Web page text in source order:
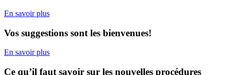
En savoir plus
Vos suggestions sont les bienvenues!
En savoir plus
Ce qu’il faut savoir sur les nouvelles procédures